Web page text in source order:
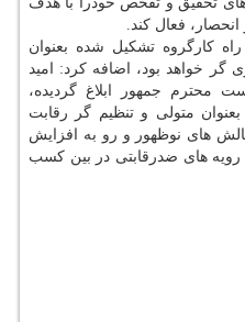
فعال کند.
راه کارگروه تشکیل شده بعنوان
گر خواهد بود، اضافه کرد: امید
محترم جمهور ابلاغ گردیده،
متولی و تنظیم گر رقابت
های نوظهور و رو به افزایش
رویه های ضدرقابتی در بین کسب